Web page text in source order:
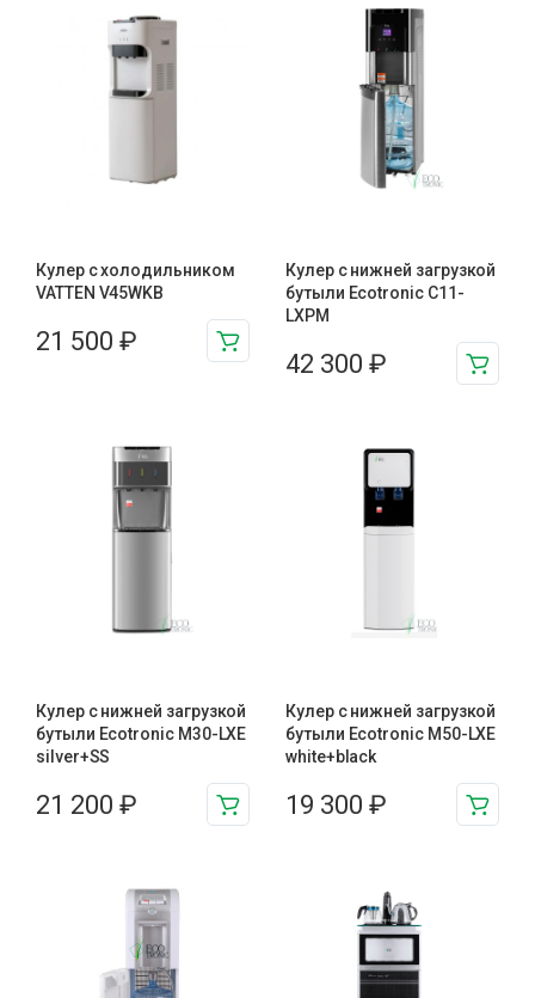
Кулер с холодильником
VATTEN V45WKB
21 500 ₽
Кулер с нижней загрузкой
бутыли Ecotronic C11-
LXPM
42 300 ₽
Кулер с нижней загрузкой
бутыли Ecotronic M30-LXE
silver+SS
21 200 ₽
Кулер с нижней загрузкой
бутыли Ecotronic M50-LXE
white+black
19 300 ₽